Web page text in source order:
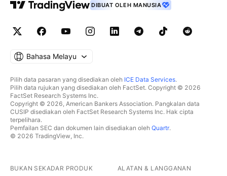
DIBUAT OLEH MANUSIA
Bahasa Melayu
Pilih data pasaran yang disediakan oleh ICE Data Services.
Pilih data rujukan yang disediakan oleh FactSet. Copyright © 2026
FactSet Research Systems Inc.
Copyright © 2026, American Bankers Association. Pangkalan data
CUSIP disediakan oleh FactSet Research Systems Inc. Hak cipta
terpelihara.
Pemfailan SEC dan dokumen lain disediakan oleh Quartr.
© 2026 TradingView, Inc.
BUKAN SEKADAR PRODUK ALATAN & LANGGANAN